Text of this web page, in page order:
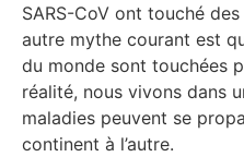
SARS-CoV ont touché
autre mythe courant est
du monde sont touchées
réalité, nous vivons dans
maladies peuvent se
continent à l’autre.